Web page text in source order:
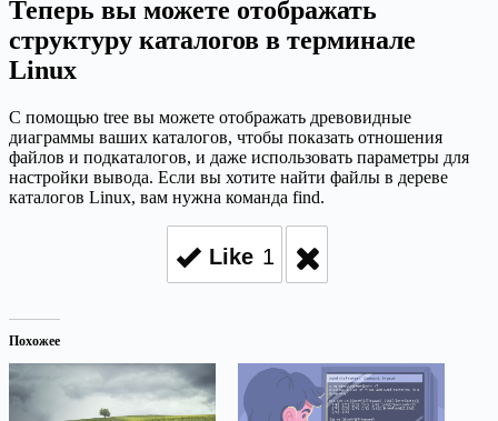
Теперь вы можете отображать
структуру каталогов в терминале
Linux
С помощью tree вы можете отображать древовидные
диаграммы ваших каталогов, чтобы показать отношения
файлов и подкаталогов, и даже использовать параметры для
настройки вывода. Если вы хотите найти файлы в дереве
каталогов Linux, вам нужна команда find.
Like 1
Похожее